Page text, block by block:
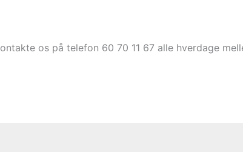
os på telefon 60 70 11 67 alle hverdage